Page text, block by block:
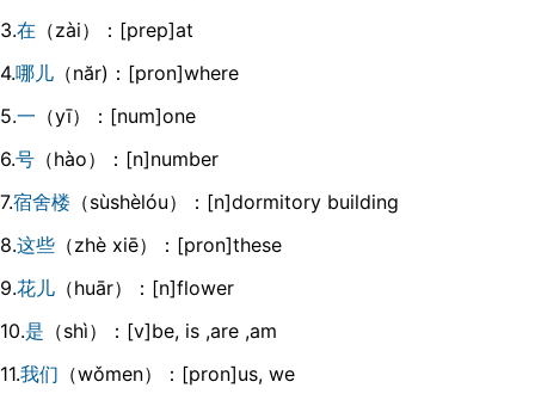
3.在 （zài）：[prep]at
4.哪儿 （năr)：[pron]where
5.一 （yī）：[num]one
6.号 （hào）：[n]number
7.宿舍楼 （sùshèlóu）：[n]dormitory building
8.这些 （zhè xiē）：[pron]these
9.花儿 （huār）：[n]flower
10.是 （shì）：[v]be, is ,are ,am
11.我们 （wǒmen）：[pron]us, we